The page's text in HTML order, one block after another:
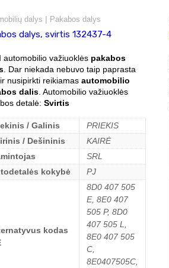
dalys | Pakabos dalys
dalys, svirtis 132437-4
automobilio važiuoklės pakabos
. Dar niekada nebuvo taip paprasta
nusipirkti reikiamas automobilio
dalis. Automobilio važiuoklės
detalė: Svirtis
/ Galinis
PRIEKIS
/ Dešininis
KAIRĖ
SRL
kokybė
PJ
kodas
8D0 407 505
E, 8E0 407
505 P, 8D0
407 505 L,
8E0 407 505
C,
8E0407505C,